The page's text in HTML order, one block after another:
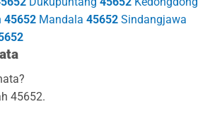
45652 Mandala 45652 Sindangjawa
45652.